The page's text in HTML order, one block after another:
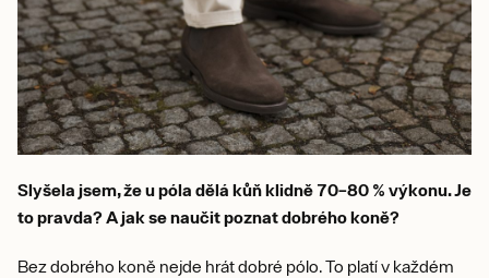
Slyšela jsem, že u póla dělá kůň klidně 70–80 % výkonu. Je
to pravda? A jak se naučit poznat dobrého koně?
Bez dobrého koně nejde hrát dobré pólo. To platí v každém